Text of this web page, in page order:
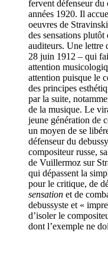
fervent défenseur du
années 1920. Il
oeuvres de
des sensations plutôt
auditeurs. Une lettre
28 juin 1912 – qui
attention
attention puisque le
des principes
par la suite,
de la musique. Le
jeune génération de
un moyen de se
défenseur du
compositeur russe,
de Vuillermoz sur
qui dépassent la
pour le critique, de
sensation et de
debussyste et «
d’isoler le
dont l’exemple ne